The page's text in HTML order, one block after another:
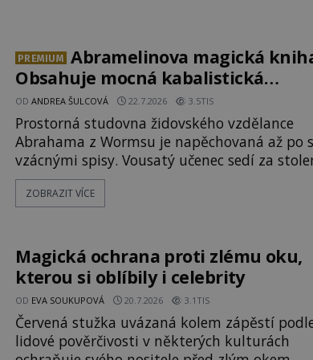
PREMIUM
Abramelinova magická
Obsahuje mocná kabalistická
zaříkávadla?
ODANDREA ŠULCOVÁ 22.7.2026 3.5TIS
Prostorná studovna židovského vzdělance
Abrahama z Wormsu je napěchovaná až po
vzácnými spisy. Vousatý učenec sedí za
před sebou má rozložený jeden z
magických textů. Jde o Abramelinův grimoár,
pouhou pověru? Už šest měsíců pobývá
ZOBRAZIT VÍCE
Magická ochrana proti zlému oku,
kterou si oblíbily i celebrity
OD EVA SOUKUPOVÁ 20.7.2026 3.1TIS
Červená stužka uvázaná kolem zápěstí
lidové pověrčivosti v některých kulturách